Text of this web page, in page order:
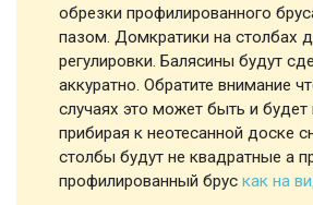
обрезки профилированного
пазом. Домкратики на столбах
регулировки. Балясины будут
аккуратно. Обратите внимание
случаях это может быть и будет
прибирая к неотесанной доске
столбы будут не квадратные а
профилированный брус как на